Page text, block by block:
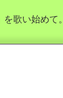
歌い始めて。